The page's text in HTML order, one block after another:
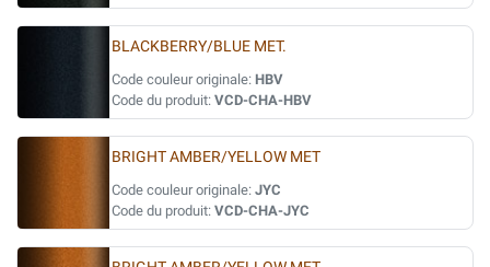
BLACKBERRY/BLUE MET.
Code couleur originale: HBV
Code du produit: VCD-CHA-HBV
BRIGHT AMBER/YELLOW MET
Code couleur originale: JYC
Code du produit: VCD-CHA-JYC